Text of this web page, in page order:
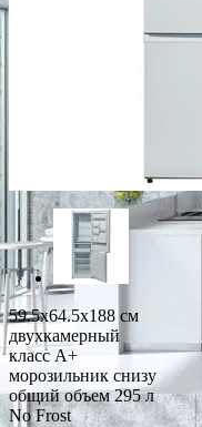
59.5x64.5x188 см
двухкамерный
класс A+
морозильник снизу
общий объем 295 л
No Frost